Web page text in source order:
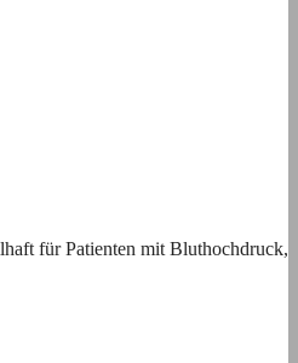
für Patienten mit Bluthochdruck,